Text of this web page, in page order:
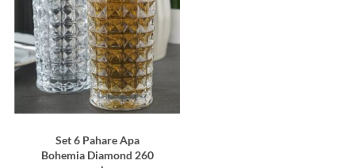
Set 6 Pahare Apa
Bohemia Diamond 260